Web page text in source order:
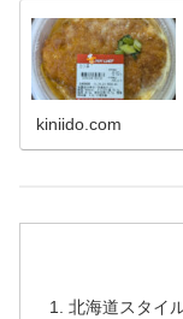
kiniido.com
北海道スタイ